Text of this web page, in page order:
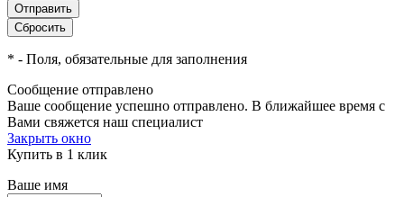
* - Поля, обязательные для заполнения
Сообщение отправлено
Ваше сообщение успешно отправлено. В ближайшее время с
Вами свяжется наш специалист
Закрыть окно
Купить в 1 клик
Ваше имя